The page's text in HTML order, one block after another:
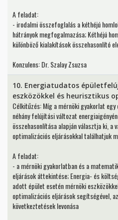
A feladat:
- irodalmi összefoglalás a kéthéjú
hátrányok megfogalmazása; Kéthéjú
különböző kialakítások összehasonlító
Konzulens: Dr. Szalay Zsuzsa
10. Energiatudatos
eszközökkel és heurisztikus
Célkitűzés: Míg a mérnöki gyakorlat
néhány felújítási változat
összehasonlítása alapján választja ki,
optimalizációs eljárásokkal találhatjuk
A feladat:
- a mérnöki gyakorlatban és a
eljárások áttekintése; Energia- és
adott épület esetén mérnöki
optimalizációs eljárások segítségével,
következtetések levonása